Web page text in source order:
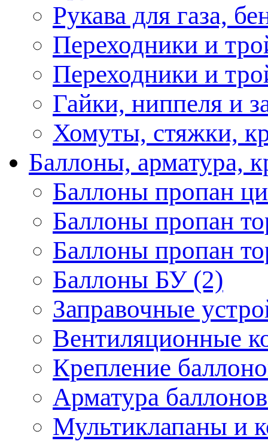
Рукава для газа,
Переходники и
Переходники и
Гайки, ниппеля и
Хомуты, стяжки,
Баллоны, арматура,
Баллоны пропан
Баллоны пропан
Баллоны пропан
Баллоны БУ (2)
Заправочные
Вентиляционные
Крепление
Арматура
Мультиклапаны и